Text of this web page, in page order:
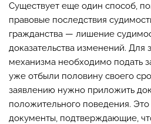
Существует еще один способ,
правовые последствия
гражданства — лишение
доказательства изменений. Для
механизма необходимо подать
уже отбыли половину своего
заявлению нужно приложить
положительного поведения.
документы, подтверждающие,